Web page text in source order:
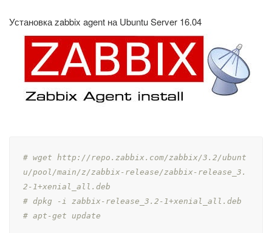
Установка zabbix agent на Ubuntu Server 16.04
# wget http://repo.zabbix.com/zabbix/3.2/ubunt
u/pool/main/z/zabbix-release/zabbix-release_3.
2-1+xenial_all.deb
# dpkg -i zabbix-release_3.2-1+xenial_all.deb
# apt-get update